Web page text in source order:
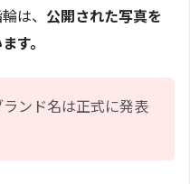
は、 公開された写真を
す。
ンド名は正式に発表